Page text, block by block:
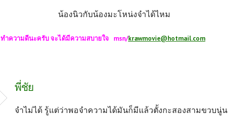
น้องนิวกับน้องมะโหน่งจำได้ไหม
ทำความดีนะครับ จะได้มีความสบายใจ msn/krawmovie@hotmail.com
พี่ชัย
จำไม่ได้ รู้แต่ว่าพอจำความได้มันก็มีแล้วตั้งกะสองสามขวบนู่น